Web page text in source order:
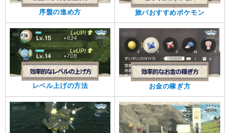
序盤の進め方 旅パおすすめポケモン
レベル上げの方法 お金の稼ぎ方